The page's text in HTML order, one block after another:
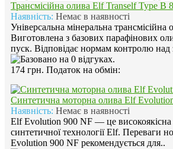
Трансмісійна олива Elf Tranself Type B
Наявність: Немає в наявності
Універсальна мінеральна трансмісійна
Виготовлена з базових парафінових
пуск. Відповідає нормам контролю над
174 грн. Податок на обмін:
Синтетична моторна олива Elf
Наявність: Немає в наявності
Elf Evolution 900 NF — це високоякісна
синтетичної технології Elf. Переваги
Evolution 900 NF рекомендується для..